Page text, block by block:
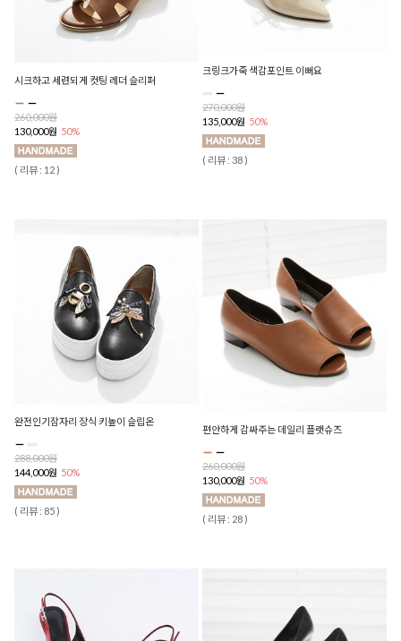
시크하고 세련되게 컷팅 레더 슬리퍼
260,000원
130,000원 50%
( 리뷰 : 12 )
크링크가죽 색감포인트 이뻐요
270,000원
135,000원 50%
( 리뷰 : 38 )
완전인기잠자리 장식 키높이 슬립온
288,000원
144,000원 50%
( 리뷰 : 85 )
편안하게 감싸주는 데일리 플랫슈즈
260,000원
130,000원 50%
( 리뷰 : 28 )